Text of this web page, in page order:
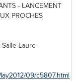
- LANCEMENT
PROCHES
Laure-
09/c5807.html